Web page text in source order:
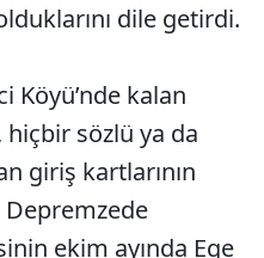
dile getirdi.
Köyü’nde kalan
sözlü ya da
giriş kartlarının
ekim ayında Ege